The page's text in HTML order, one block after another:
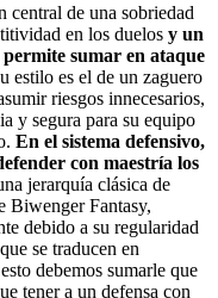
central de una sobriedad
en los duelos y un
sumar en ataque
estilo es el de un zaguero
riesgos innecesarios,
y segura para su equipo
En el sistema defensivo,
con maestría los
jerarquía clásica de
Biwenger Fantasy,
debido a su regularidad
se traducen en
debemos sumarle que
tener a un defensa con